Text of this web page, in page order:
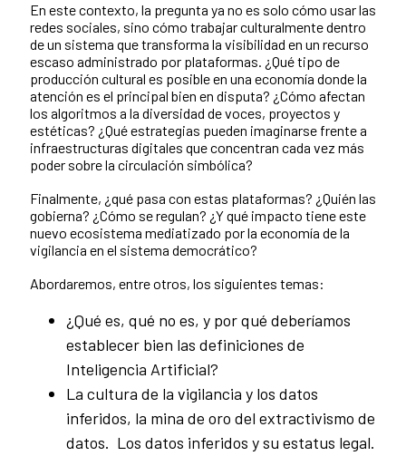
En este contexto, la pregunta ya no es solo cómo usar las
redes sociales, sino cómo trabajar culturalmente dentro
de un sistema que transforma la visibilidad en un recurso
escaso administrado por plataformas. ¿Qué tipo de
producción cultural es posible en una economía donde la
atención es el principal bien en disputa? ¿Cómo afectan
los algoritmos a la diversidad de voces, proyectos y
estéticas? ¿Qué estrategias pueden imaginarse frente a
infraestructuras digitales que concentran cada vez más
poder sobre la circulación simbólica?
Finalmente, ¿qué pasa con estas plataformas? ¿Quién las
gobierna? ¿Cómo se regulan? ¿Y qué impacto tiene este
nuevo ecosistema mediatizado por la economía de la
vigilancia en el sistema democrático?
Abordaremos, entre otros, los siguientes temas:
¿Qué es, qué no es, y por qué deberíamos
establecer bien las definiciones de
Inteligencia Artificial?
La cultura de la vigilancia y los datos
inferidos, la mina de oro del extractivismo de
datos. Los datos inferidos y su estatus legal.